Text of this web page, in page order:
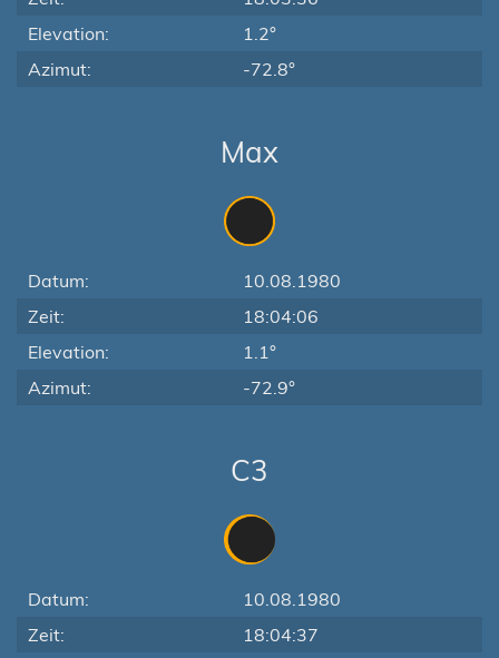
Elevation:
1.2°
Azimut:
-72.8°
Max
Datum:
10.08.1980
Zeit:
18:04:06
Elevation:
1.1°
Azimut:
-72.9°
C3
Datum:
10.08.1980
Zeit:
18:04:37